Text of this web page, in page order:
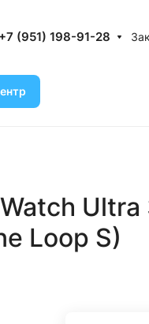
+7 (951) 198-91-28
Ultra
Loop S)